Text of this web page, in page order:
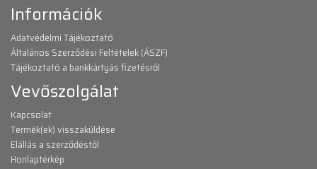
Információk
Adatvédelmi Tájékoztató
Általános Szerződési Feltételek (ÁSZF)
Tájékoztató a bankkártyás fizetésről
Vevőszolgálat
Kapcsolat
Termék(ek) visszaküldése
Elállás a szerződéstől
Honlaptérkép